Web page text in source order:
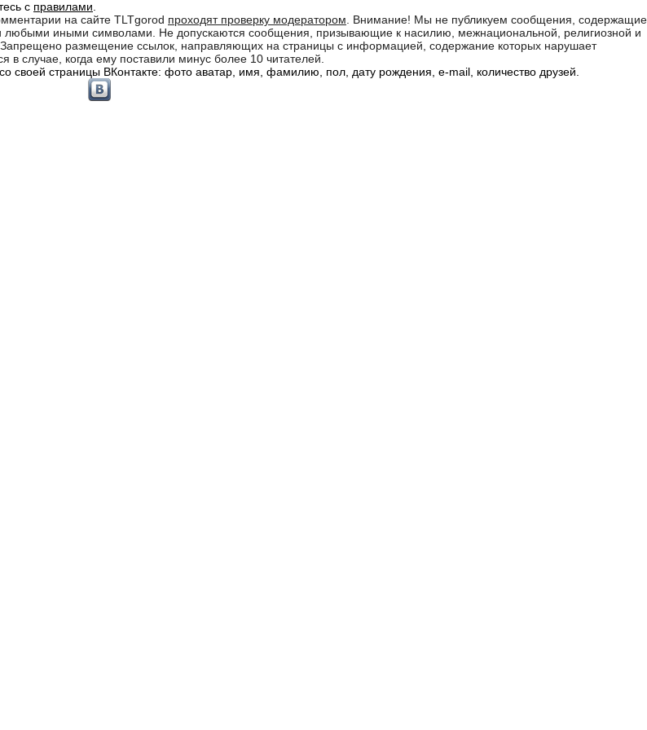
с правилами
на сайте TLTgorod проходят проверку модератором . Внимание! Мы не публикуем сообщения, содержащие
любыми иными символами. Не допускаются сообщения, призывающие к насилию, межнациональной, религиозной и
размещение ссылок, направляющих на страницы с информацией, содержание которых нарушает
случае, когда ему поставили минус более 10 читателей.
своей страницы ВКонтакте: фото аватар, имя, фамилию, пол, дату рождения, e-mail, количество друзей.